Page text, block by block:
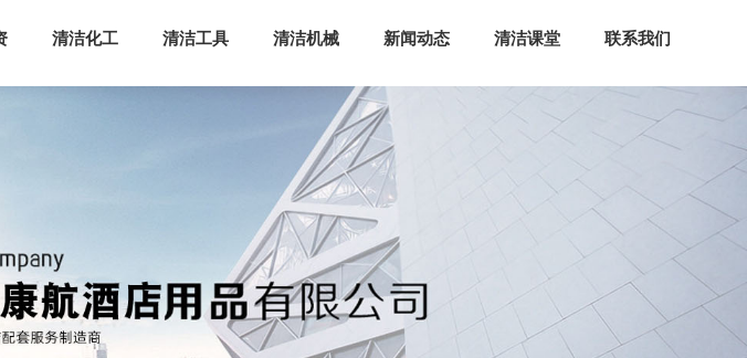
清洁化工 清洁工具 清洁机械 新闻动态 清洁课堂 联系我们